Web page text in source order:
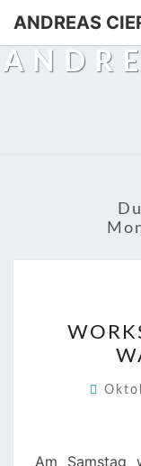
Skip
content
ANDREAS
Am Samstag